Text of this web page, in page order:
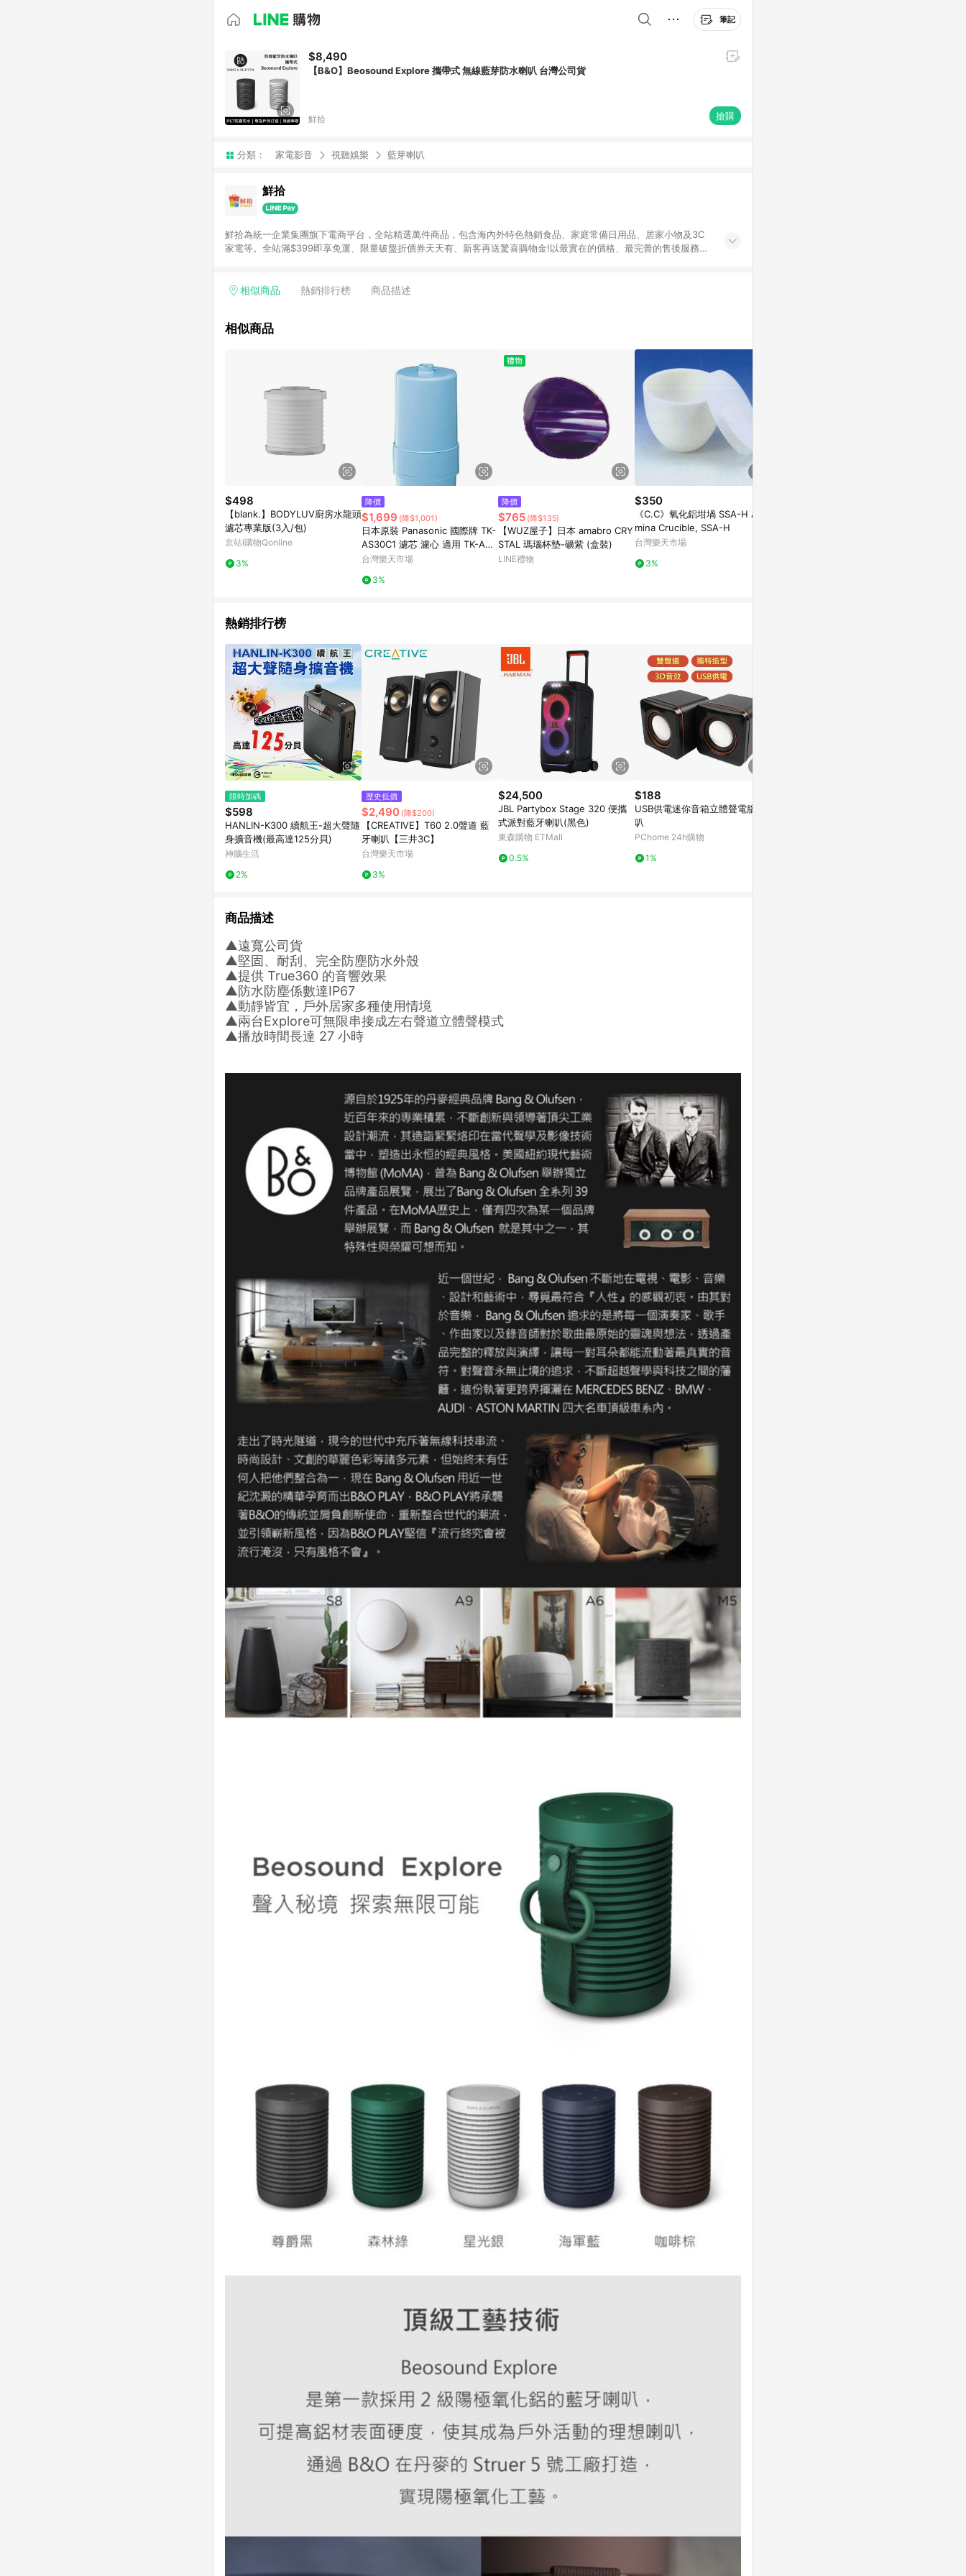
筆記
$8,490
【B&O】Beosound Explore 攜帶式 無線藍芽防水喇叭 台灣公司貨
鮮拾 搶購
分類： 家電影音 視聽娛樂 藍芽喇叭
鮮拾
鮮拾為統一企業集團旗下電商平台，全站精選萬件商品，包含海內外特色熱銷食品、家庭常備日用品、居家小物及3C
家電等。全站滿$399即享免運、限量破盤折價券天天有、新客再送驚喜購物金!以最實在的價格、最完善的售後服務，
相似商品 熱銷排行榜 商品描述
相似商品
$498
【blank.】BODYLUV廚房水龍頭
濾芯專業版(3入/包)
京站i購物Qonline
3%
降價
$1,699 (降$1,001)
日本原裝 Panasonic 國際牌 TK-
AS30C1 濾芯 濾心 適用 TK-AS3
0 PJ-A201 A203 日本代購
台灣樂天市場
3%
降價
$765 (降$135)
【WUZ屋子】日本 amabro CRY
STAL 瑪瑙杯墊-礦紫 (盒裝)
LINE禮物
$350
《C.C》氧化鋁坩堝 SSA-H Alu
mina Crucible, SSA-H
台灣樂天市場
3%
熱銷排行榜
限時加碼
$598
HANLIN-K300 續航王-超大聲隨
身擴音機(最高達125分貝)
神腦生活
2%
歷史低價
$2,490 (降$200)
【CREATIVE】T60 2.0聲道 藍
牙喇叭【三井3C】
台灣樂天市場
3%
$24,500
JBL Partybox Stage 320 便攜
式派對藍牙喇叭(黑色)
東森購物 ETMall
0.5%
$188
USB供電迷你音箱立體聲電腦喇
叭
PChome 24h購物
1%
商品描述
▲遠寬公司貨
▲堅固、耐刮、完全防塵防水外殼
▲提供 True360 的音響效果
▲防水防塵係數達IP67
▲動靜皆宜，戶外居家多種使用情境
▲兩台Explore可無限串接成左右聲道立體聲模式
▲播放時間長達 27 小時